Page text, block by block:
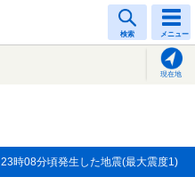
検索 メニュー
現在地
23時08分頃発生した地震(最大震度1)